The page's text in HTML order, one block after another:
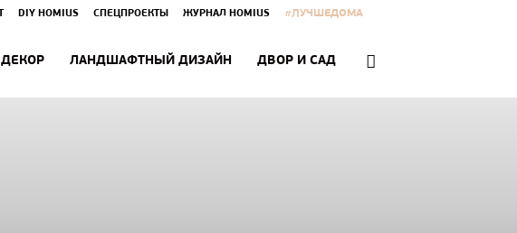
DIY HOMIUS СПЕЦПРОЕКТЫ ЖУРНАЛ HOMIUS #ЛУЧШЕДОМА
ДЕКОР ЛАНДШАФТНЫЙ ДИЗАЙН ДВОР И САД